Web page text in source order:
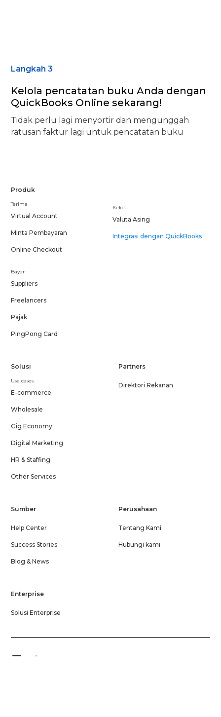
Langkah 3
Kelola pencatatan buku Anda dengan
QuickBooks Online sekarang!
Tidak perlu lagi menyortir dan mengunggah
ratusan faktur lagi untuk pencatatan buku
Produk
Terima
Virtual Account
Minta Pembayaran
Online Checkout
Bayar
Suppliers
Freelancers
Pajak
PingPong Card
Kelola
Valuta Asing
Integrasi dengan QuickBooks
Solusi
Use cases
E-commerce
Wholesale
Gig Economy
Digital Marketing
HR & Staffing
Other Services
Partners
Direktori Rekanan
Sumber
Help Center
Success Stories
Blog & News
Perusahaan
Tentang Kami
Hubungi kami
Enterprise
Solusi Enterprise